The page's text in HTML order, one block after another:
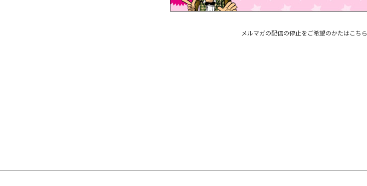
メルマガの配信の停止をご希望のかたはこちら